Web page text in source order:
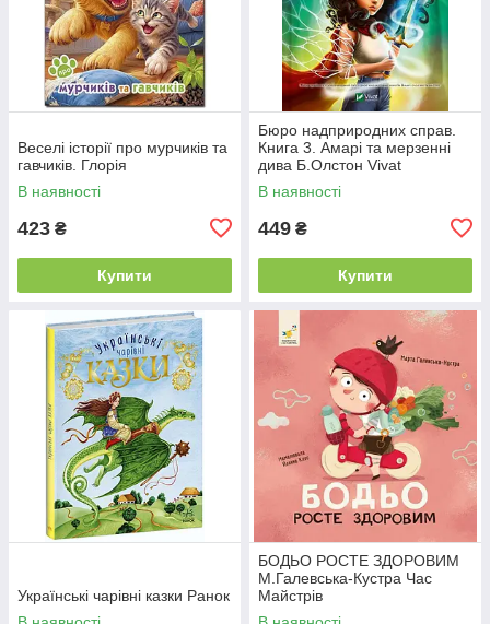
Веселі історії про мурчиків та
гавчиків. Глорія
В наявності
423 ₴
Купити
Бюро надприродних справ.
Книга 3. Амарі та мерзенні
дива Б.Олстон Vivat
В наявності
449 ₴
Купити
Українські чарівні казки Ранок
БОДЬО РОСТЕ ЗДОРОВИМ
М.Галевська-Кустра Час
Майстрів